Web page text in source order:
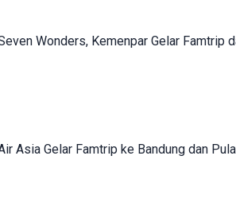
Wonders, Kemenpar Gelar Famtrip
Asia Gelar Famtrip ke Bandung dan